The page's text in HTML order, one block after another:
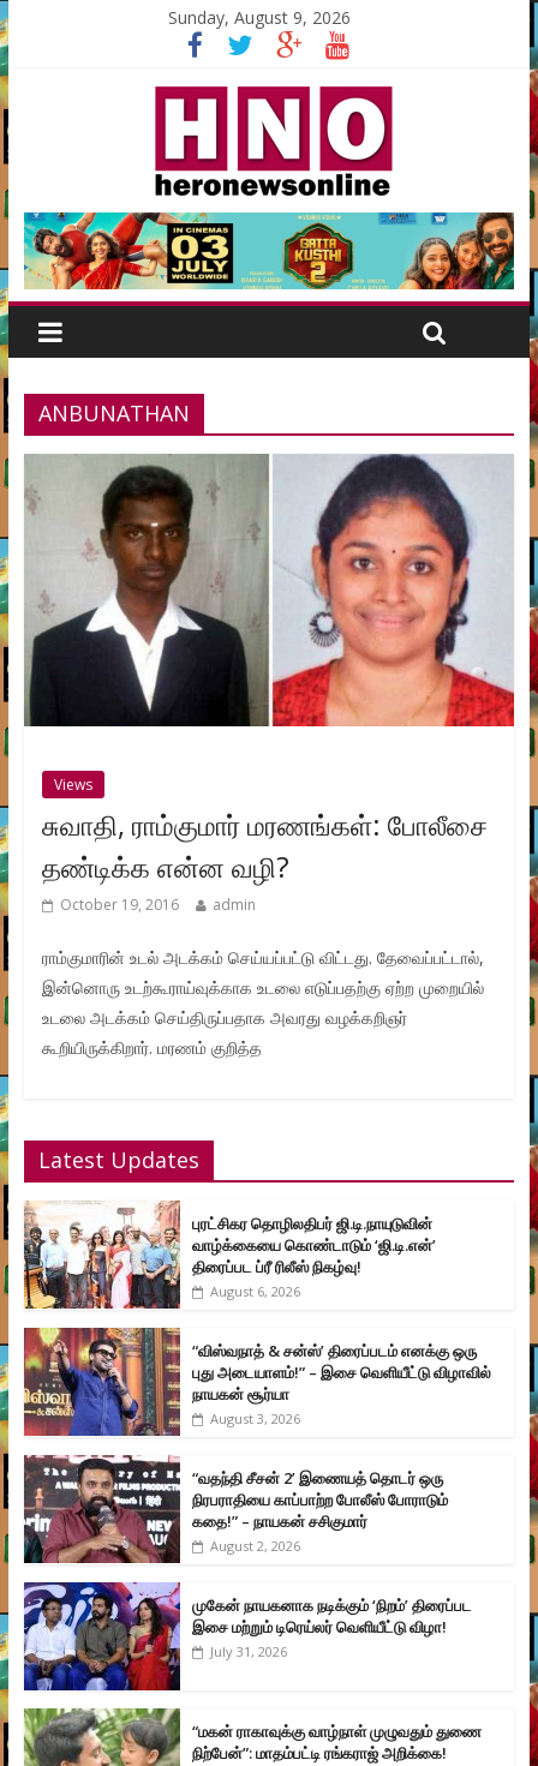
Sunday, August 9, 2026
ANBUNATHAN
Views
சுவாதி, ராம்குமார் மரணங்கள்: போலீசை
தண்டிக்க என்ன வழி?
October 19, 2016 admin
ராம்குமாரின் உடல் அடக்கம் செய்யப்பட்டு விட்டது. தேவைப்பட்டால்,
இன்னொரு உடற்கூராய்வுக்காக உடலை எடுப்பதற்கு ஏற்ற முறையில்
உடலை அடக்கம் செய்திருப்பதாக அவரது வழக்கறிஞர்
கூறியிருக்கிறார். மரணம் குறித்த
Latest Updates
புரட்சிகர தொழிலதிபர் ஜி.டி.நாயுடுவின்
வாழ்க்கையை கொண்டாடும் ‘ஜி.டி.என்’
திரைப்பட ப்ரீ ரிலீஸ் நிகழ்வு!
August 6, 2026
“விஸ்வநாத் & சன்ஸ்’ திரைப்படம் எனக்கு ஒரு
புது அடையாளம்!” – இசை வெளியீட்டு விழாவில்
நாயகன் சூர்யா
August 3, 2026
“வதந்தி சீசன் 2’ இணையத் தொடர் ஒரு
நிரபராதியை காப்பாற்ற போலீஸ் போராடும்
கதை!” – நாயகன் சசிகுமார்
August 2, 2026
முகேன் நாயகனாக நடிக்கும் ‘நிறம்’ திரைப்பட
இசை மற்றும் டிரெய்லர் வெளியீட்டு விழா!
July 31, 2026
“மகன் ராகாவுக்கு வாழ்நாள் முழுவதும் துணை
நிற்பேன்”: மாதம்பட்டி ரங்கராஜ் அறிக்கை!